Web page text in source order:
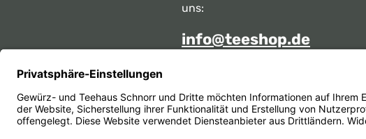
uns:
info@teeshop.de
Mo - Sa zwischen 10:00 - 17:00 Uhr
unter: